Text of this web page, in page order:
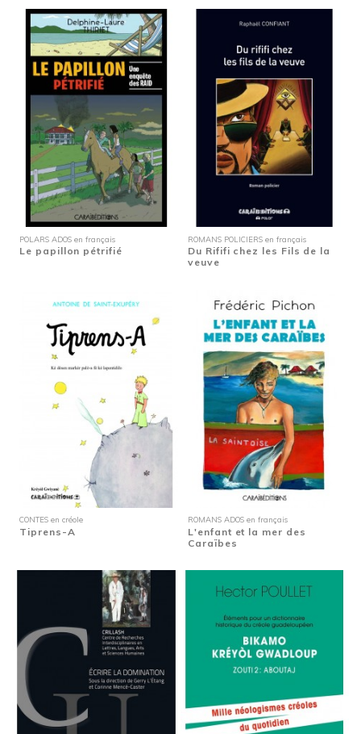
POLARS ADOS en français
Le papillon pétrifié
ROMANS POLICIERS en français
Du Rififi chez les Fils de la
veuve
CONTES en créole
Tiprens-A
ROMANS ADOS en français
L'enfant et la mer des
Caraïbes